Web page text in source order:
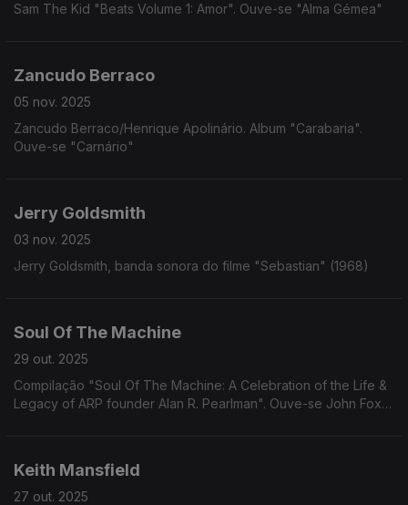
Sam The Kid "Beats Volume 1: Amor". Ouve-se "Alma Gémea"
Zancudo Berraco
05 nov. 2025
Zancudo Berraco/Henrique Apolinário. Album "Carabaria".
Ouve-se "Carnário"
Jerry Goldsmith
03 nov. 2025
Jerry Goldsmith, banda sonora do filme "Sebastian" (1968)
Soul Of The Machine
29 out. 2025
Compilação "Soul Of The Machine: A Celebration of the Life &
Legacy of ARP founder Alan R. Pearlman". Ouve-se John Foxx
Keith Mansfield
27 out. 2025